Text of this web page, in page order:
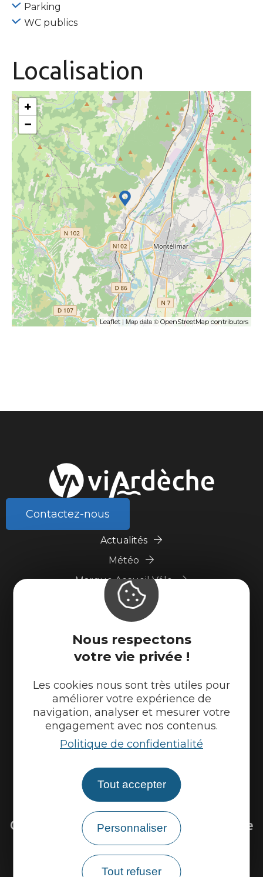
Nous respectons
votre vie privée !
Les cookies nous sont très utiles pour
améliorer votre expérience de
navigation, analyser et mesurer votre
engagement avec nos contenus.
Politique de confidentialité
Tout accepter
Personnaliser
Tout refuser
Parking
WC publics
Localisation
+
−
Leaflet | Map data © OpenStreetMap contributors
Contactez-nous
Actualités
Météo
Marque Accueil Vélo
Espace presse
Espace pro
Partenaires
Venir sur la Via Ardèche
Questions fréquentes sur la Via Ardèche
Existe il une carte détaillée du parcours ?